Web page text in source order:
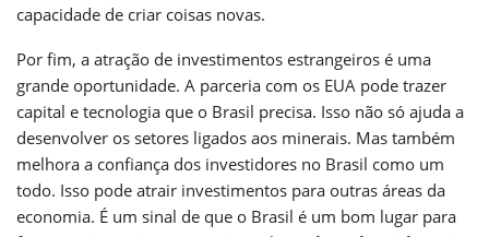
capacidade de criar coisas novas.
Por fim, a atração de investimentos estrangeiros é uma
grande oportunidade. A parceria com os EUA pode trazer
capital e tecnologia que o Brasil precisa. Isso não só ajuda a
desenvolver os setores ligados aos minerais. Mas também
melhora a confiança dos investidores no Brasil como um
todo. Isso pode atrair investimentos para outras áreas da
economia. É um sinal de que o Brasil é um bom lugar para